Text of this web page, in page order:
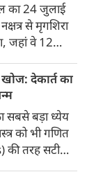
का 24 जुलाई
से मृगशिरा
जहां वे 12
राशि के लोगों
होगा
हैं कि किन
होगा
देकार्त का
सबसे बड़ा ध्येय
को भी गणित
तरह सटीक,